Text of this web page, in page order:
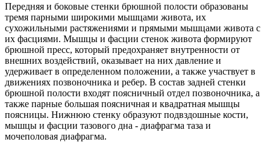
Передняя и боковые стенки брюшной полости образованы
тремя парными широкими мышцами живота, их
сухожильными растяжениями и прямыми мышцами живота с
их фасциями. Мышцы и фасции стенок живота формируют
брюшной пресс, который предохраняет внутренности от
внешних воздействий, оказывает на них давление и
удерживает в определенном положении, а также участвует в
движениях позвоночника и ребер. В состав задней стенки
брюшной полости входят поясничный отдел позвоночника, а
также парные большая поясничная и квадратная мышцы
поясницы. Нижнюю стенку образуют подвздошные кости,
мышцы и фасции тазового дна - диафрагма таза и
мочеполовая диафрагма.